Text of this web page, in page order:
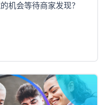
机会等待商家发现？